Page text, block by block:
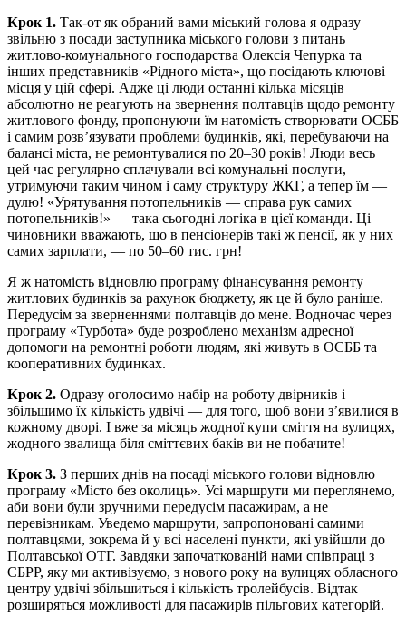
Крок 1. Так-от як обраний вами міський голова я одразу
звільню з посади заступника міського голови з питань
житлово-комунального господарства Олексія Чепурка та
інших представників «Рідного міста», що посідають ключові
місця у цій сфері. Адже ці люди останні кілька місяців
абсолютно не реагують на звернення полтавців щодо ремонту
житлового фонду, пропонуючи їм натомість створювати ОСББ
і самим розв’язувати проблеми будинків, які, перебуваючи на
балансі міста, не ремонтувалися по 20–30 років! Люди весь
цей час регулярно сплачували всі комунальні послуги,
утримуючи таким чином і саму структуру ЖКГ, а тепер їм —
дулю! «Урятування потопельників — справа рук самих
потопельників!» — така сьогодні логіка в цієї команди. Ці
чиновники вважають, що в пенсіонерів такі ж пенсії, як у них
самих зарплати, — по 50–60 тис. грн!
Я ж натомість відновлю програму фінансування ремонту
житлових будинків за рахунок бюджету, як це й було раніше.
Передусім за зверненнями полтавців до мене. Водночас через
програму «Турбота» буде розроблено механізм адресної
допомоги на ремонтні роботи людям, які живуть в ОСББ та
кооперативних будинках.
Крок 2. Одразу оголосимо набір на роботу двірників і
збільшимо їх кількість удвічі — для того, щоб вони з’явилися в
кожному дворі. І вже за місяць жодної купи сміття на вулицях,
жодного звалища біля сміттєвих баків ви не побачите!
Крок 3. З перших днів на посаді міського голови відновлю
програму «Місто без околиць». Усі маршрути ми переглянемо,
аби вони були зручними передусім пасажирам, а не
перевізникам. Уведемо маршрути, запропоновані самими
полтавцями, зокрема й у всі населені пункти, які увійшли до
Полтавської ОТГ. Завдяки започаткованій нами співпраці з
ЄБРР, яку ми активізуємо, з нового року на вулицях обласного
центру удвічі збільшиться і кількість тролейбусів. Відтак
розширяться можливості для пасажирів пільгових категорій.